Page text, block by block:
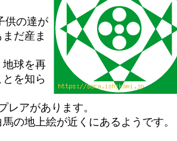
供の達が
だ産ま
地球を再
を知ら
レアがあります。
の地上絵が近くにあるようです。